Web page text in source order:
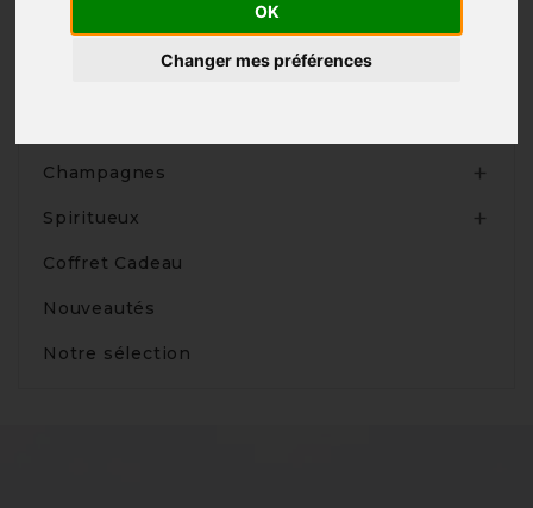
OK
Changer mes préférences
Champagnes 
Spiritueux 
Coffret Cadeau
Nouveautés
Notre sélection